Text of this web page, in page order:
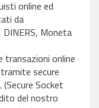
online ed
da
DINERS, Moneta
transazioni online
secure
Socket
del nostro